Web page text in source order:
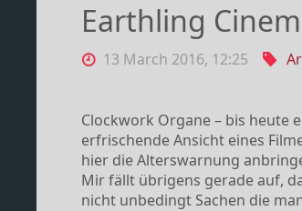
Earthling
13 March 2016, 12:25
Clockwork Organe – bis heute
erfrischende Ansicht eines
hier die Alterswarnung
Mir fällt übrigens gerade auf,
nicht unbedingt Sachen die